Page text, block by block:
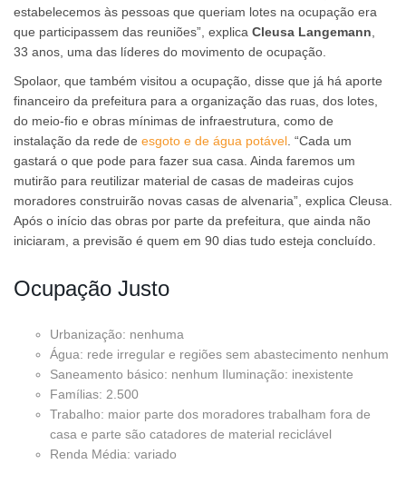
estabelecemos às pessoas que queriam lotes na ocupação era
que participassem das reuniões”, explica Cleusa Langemann
33 anos, uma das líderes do movimento de ocupação.
Spolaor, que também visitou a ocupação, disse que já há aporte
financeiro da prefeitura para a organização das ruas, dos lotes,
do meio-fio e obras mínimas de infraestrutura, como de
instalação da rede de esgoto e de água potável . “Cada um
gastará o que pode para fazer sua casa. Ainda faremos um
mutirão para reutilizar material de casas de madeiras cujos
moradores construirão novas casas de alvenaria”, explica Cleusa.
Após o início das obras por parte da prefeitura, que ainda não
iniciaram, a previsão é quem em 90 dias tudo esteja concluído.
Ocupação Justo
Urbanização: nenhuma
Água: rede irregular e regiões sem abastecimento nenhum
Saneamento básico: nenhum Iluminação: inexistente
Famílias: 2.500
Trabalho: maior parte dos moradores trabalham fora de
casa e parte são catadores de material reciclável
Renda Média: variado